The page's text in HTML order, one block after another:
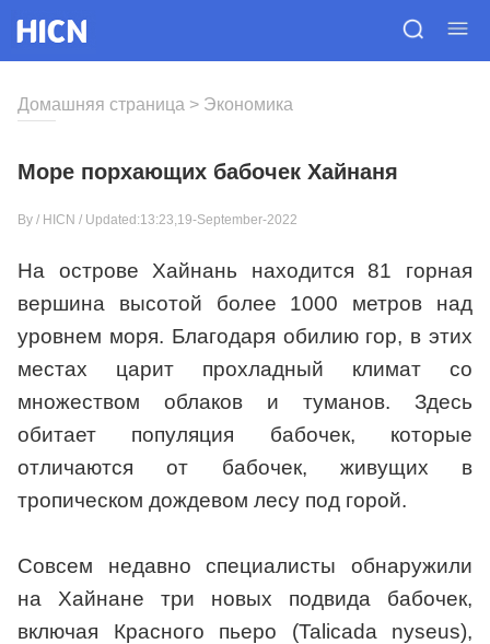
Домашняя страница > Экономика
Море порхающих бабочек Хайнаня
By / HICN / Updated:13:23,19-September-2022
На острове Хайнань находится 81 горная
вершина высотой более 1000 метров над
уровнем моря. Благодаря обилию гор, в этих
местах царит прохладный климат со
множеством облаков и туманов. Здесь
обитает популяция бабочек, которые
отличаются от бабочек, живущих в
тропическом дождевом лесу под горой.
Совсем недавно специалисты обнаружили
на Хайнане три новых подвида бабочек,
включая Красного пьеро (Talicada nyseus),